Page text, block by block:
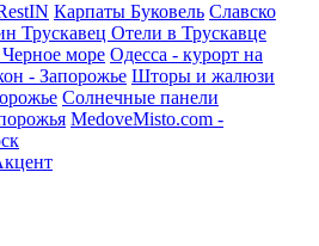
Карпаты Буковель Славско
Трускавец Отели в Трускавце
море Одесса - курорт на
- Запорожье Шторы и жалюзи
Солнечные панели
MedoveMisto.com -